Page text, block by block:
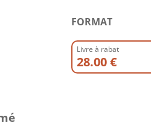
FORMAT
Livre à rabat
28.00 €